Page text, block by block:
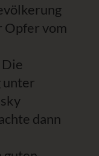
Opfer vom
unter
dann